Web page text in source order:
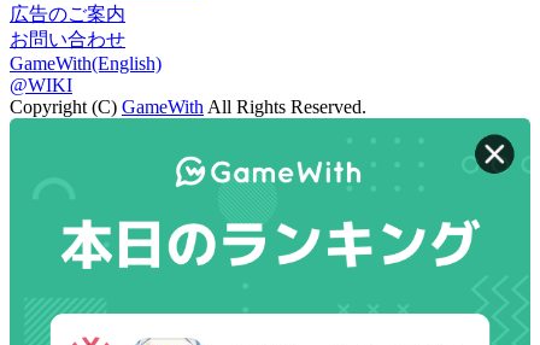
広告のご案内
お問い合わせ
GameWith(English)
@WIKI
Copyright (C) GameWith All Rights Reserved.